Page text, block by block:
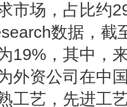
市场，占比约
数据，截
19%，其中，
外资公司在中
工艺，先进工